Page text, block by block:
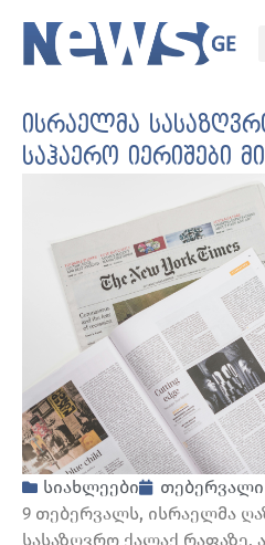
ისრაელმა
საჰაერო იერიშები
სიახლეები
თებერვალი
9 თებერვალს, ისრაელმა
სასაზღვრო ქალაქ რაფაზე,